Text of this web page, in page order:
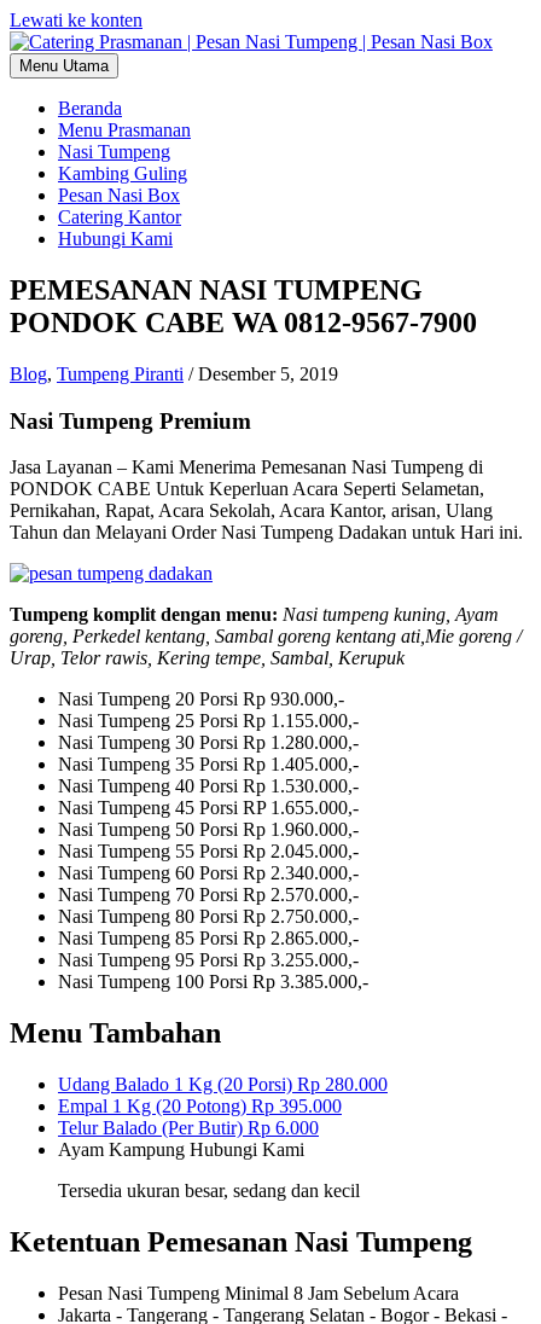
Lewati ke konten
Menu Utama
Beranda
Menu Prasmanan
Nasi Tumpeng
Kambing Guling
Pesan Nasi Box
Catering Kantor
Hubungi Kami
PEMESANAN NASI TUMPENG
PONDOK CABE WA 0812-9567-7900
Blog, Tumpeng Piranti /Desember 5, 2019
Nasi Tumpeng Premium
Jasa Layanan – Kami Menerima Pemesanan Nasi Tumpeng di
PONDOK CABE Untuk Keperluan Acara Seperti Selametan,
Pernikahan, Rapat, Acara Sekolah, Acara Kantor, arisan, Ulang
Tahun dan Melayani Order Nasi Tumpeng Dadakan untuk Hari ini.
Tumpeng komplit dengan menu: Nasi tumpeng kuning, Ayam
goreng, Perkedel kentang, Sambal goreng kentang ati,Mie goreng /
Urap, Telor rawis, Kering tempe, Sambal, Kerupuk
Nasi Tumpeng 20 Porsi Rp 930.000,-
Nasi Tumpeng 25 Porsi Rp 1.155.000,-
Nasi Tumpeng 30 Porsi Rp 1.280.000,-
Nasi Tumpeng 35 Porsi Rp 1.405.000,-
Nasi Tumpeng 40 Porsi Rp 1.530.000,-
Nasi Tumpeng 45 Porsi RP 1.655.000,-
Nasi Tumpeng 50 Porsi Rp 1.960.000,-
Nasi Tumpeng 55 Porsi Rp 2.045.000,-
Nasi Tumpeng 60 Porsi Rp 2.340.000,-
Nasi Tumpeng 70 Porsi Rp 2.570.000,-
Nasi Tumpeng 80 Porsi Rp 2.750.000,-
Nasi Tumpeng 85 Porsi Rp 2.865.000,-
Nasi Tumpeng 95 Porsi Rp 3.255.000,-
Nasi Tumpeng 100 Porsi Rp 3.385.000,-
Menu Tambahan
Udang Balado 1 Kg (20 Porsi) Rp 280.000
Empal 1 Kg (20 Potong) Rp 395.000
Telur Balado (Per Butir) Rp 6.000
Ayam Kampung Hubungi Kami
Tersedia ukuran besar, sedang dan kecil
Ketentuan Pemesanan Nasi Tumpeng
Pesan Nasi Tumpeng Minimal 8 Jam Sebelum Acara
Jakarta - Tangerang - Tangerang Selatan - Bogor - Bekasi -